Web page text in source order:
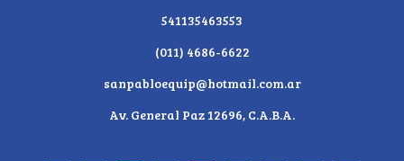
541135463553
(011) 4686-6622
sanpabloequip@hotmail.com.ar
Av. General Paz 12696, C.A.B.A.